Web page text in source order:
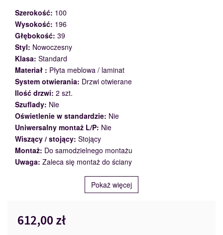
Szerokość: 100
Wysokość: 196
Głębokość: 39
Styl: Nowoczesny
Klasa: Standard
Materiał : Płyta meblowa / laminat
System otwierania: Drzwi otwierane
Ilość drzwi: 2 szt.
Szuflady: Nie
Oświetlenie w standardzie: Nie
Uniwersalny montaż L/P: Nie
Wiszący / stojący: Stojący
Montaż: Do samodzielnego montażu
Uwaga: Zaleca się montaż do ściany
Pokaż więcej
612,00 zł